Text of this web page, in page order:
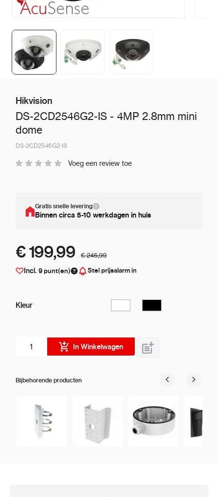
Hikvision
DS-2CD2546G2-IS - 4MP 2.8mm mini
dome
DS-2CD2546G2-IS
Voeg een review toe
Gratis snelle levering
Binnen circa 5-10 werkdagen in huis
€ 199,99 € 245,99
Incl. 9punt(en) Stel prijsalarm in
Kleur
In Winkelwagen
Bijbehorende producten